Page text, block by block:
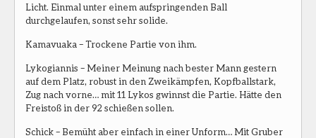
Licht. Einmal unter einem aufspringenden Ball
durchgelaufen, sonst sehr solide.
Kamavuaka – Trockene Partie von ihm.
Lykogiannis – Meiner Meinung nach bester Mann gestern
auf dem Platz, robust in den Zweikämpfen, Kopfballstark,
Zug nach vorne… mit 11 Lykos gwinnst die Partie. Hätte den
Freistoß in der 92 schießen sollen.
Schick – Bemüht aber einfach in einer Unform… Mit Gruber